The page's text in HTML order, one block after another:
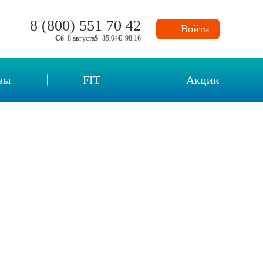
8 (800) 551 70 42
Сб 8 августа$ 85,04€ 98,16
Войти
FIT Акции